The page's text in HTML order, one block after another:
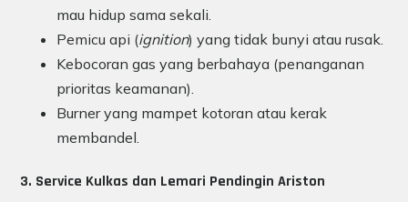
mau hidup sama sekali.
Pemicu api (ignition) yang tidak bunyi atau rusak.
Kebocoran gas yang berbahaya (penanganan
prioritas keamanan).
Burner yang mampet kotoran atau kerak
membandel.
3. Service Kulkas dan Lemari Pendingin Ariston